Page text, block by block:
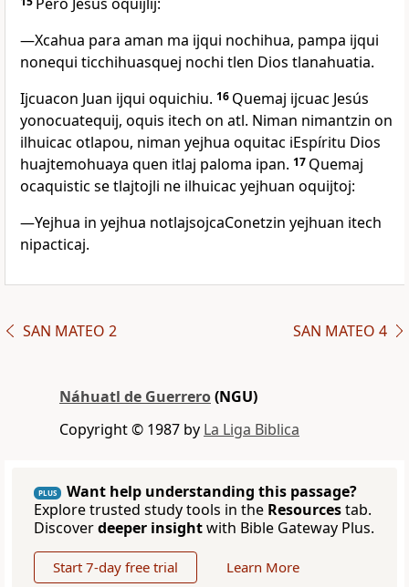
―Xcahua para aman ma ijqui nochihua, pampa ijqui
nonequi ticchihuasquej nochi tlen Dios tlanahuatia.
Ijcuacon Juan ijqui oquichiu. 16 Quemaj ijcuac Jesús
yonocuatequij, oquis itech on atl. Niman nimantzin on
ilhuicac otlapou, niman yejhua oquitac iEspíritu Dios
huajtemohuaya quen itlaj paloma ipan. 17 Quemaj
ocaquistic se tlajtojli ne ilhuicac yejhuan oquijtoj:
―Yejhua in yejhua notlajsojcaConetzin yejhuan itech
nipacticaj.
SAN MATEO 2 SAN MATEO 4
Náhuatl de Guerrero(NGU)
Copyright © 1987 by La Liga Biblica
PLUS
Want help understanding this passage?
Explore trusted study tools in the Resourcestab.
Discoverdeeper insightwith Bible Gateway Plus.
Start 7-day free trial Learn More